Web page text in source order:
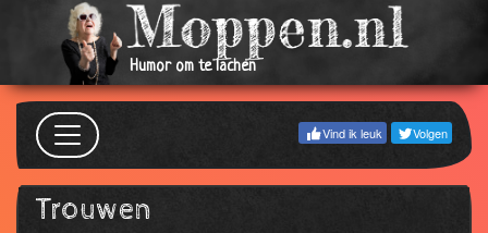
Humor om te lachen
Vind ik leuk Volgen
Trouwen
2002
06 Feb
2002
Vibrator
06 Feb
2002
3.49
05 Feb
2002
Pillen 3.73